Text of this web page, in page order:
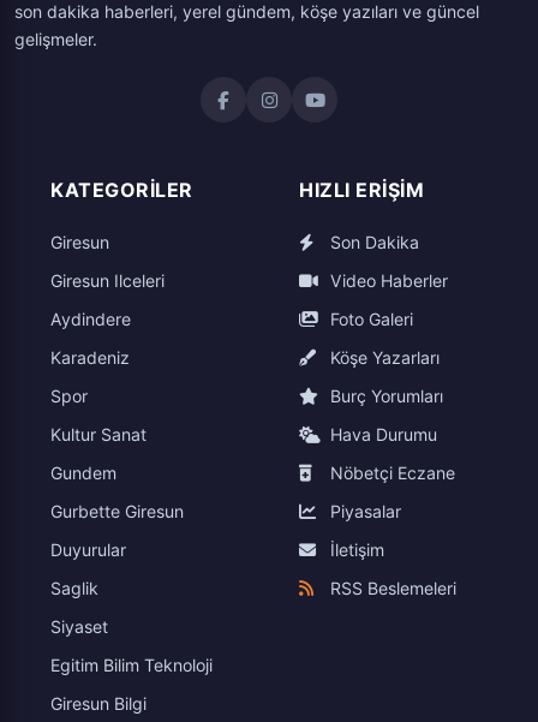
son dakika haberleri, yerel gündem, köşe yazıları ve güncel
gelişmeler.
KATEGORILER
Giresun
Giresun Ilceleri
Aydindere
Karadeniz
Spor
Kultur Sanat
Gundem
Gurbette Giresun
Duyurular
Saglik
Siyaset
Egitim Bilim Teknoloji
Giresun Bilgi
HIZLI ERIŞIM
Son Dakika
Video Haberler
Foto Galeri
Köşe Yazarları
Burç Yorumları
Hava Durumu
Nöbetçi Eczane
Piyasalar
İletişim
RSS Beslemeleri